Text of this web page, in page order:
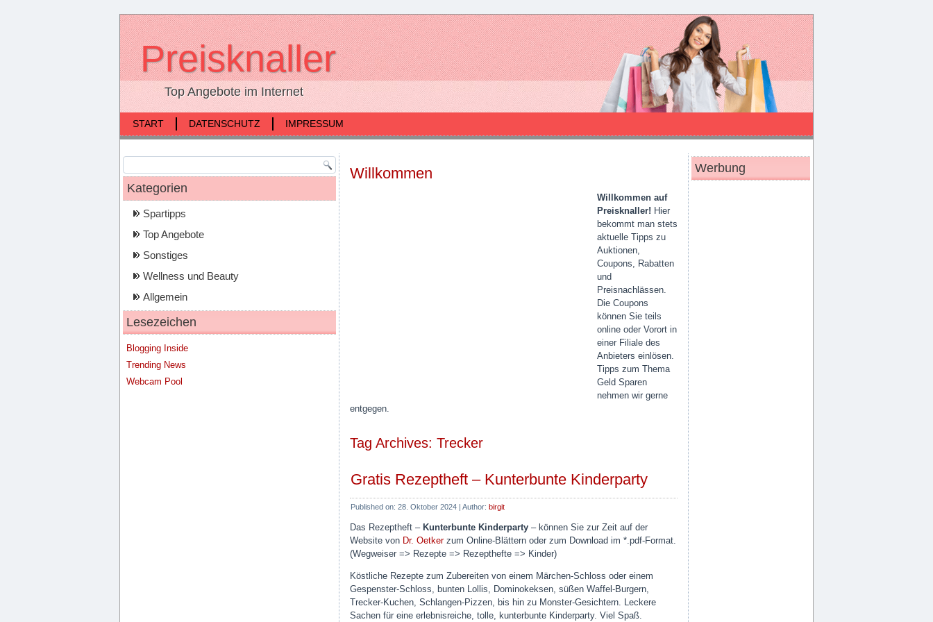
Preisknaller
Top Angebote im Internet
START DATENSCHUTZ IMPRESSUM
Kategorien
Spartipps
Top Angebote
Sonstiges
Wellness und Beauty
Allgemein
Lesezeichen
Blogging Inside
Trending News
Webcam Pool
Willkommen
Willkommen auf
Preisknaller! Hier
bekommt man stets
aktuelle Tipps zu
Auktionen,
Coupons, Rabatten
und
Preisnachlässen.
Die Coupons
können Sie teils
online oder Vorort in
einer Filiale des
Anbieters einlösen.
Tipps zum Thema
Geld Sparen
nehmen wir gerne
entgegen.
Tag Archives: Trecker
Gratis Rezeptheft – Kunterbunte Kinderparty
Published on: 28. Oktober 2024 | Author: birgit
Das Rezeptheft – Kunterbunte Kinderparty – können Sie zur Zeit auf der
Website von Dr. Oetkerzum Online-Blättern oder zum Download im *.pdf-Format.
(Wegweiser => Rezepte => Rezepthefte => Kinder)
Köstliche Rezepte zum Zubereiten von einem Märchen-Schloss oder einem
Gespenster-Schloss, bunten Lollis, Dominokeksen, süßen Waffel-Burgern,
Trecker-Kuchen, Schlangen-Pizzen, bis hin zu Monster-Gesichtern. Leckere
Sachen für eine erlebnisreiche, tolle, kunterbunte Kinderparty. Viel Spaß.
Werbung